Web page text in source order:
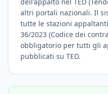
altri portali nazionali. Il
tutte le stazioni
36/2023 (Codice dei
obbligatorio per tutti gli
pubblicati su TED.